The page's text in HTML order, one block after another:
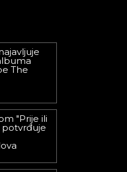
The
"Prije ili
potvrđuje